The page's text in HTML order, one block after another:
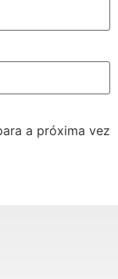
a próxima vez